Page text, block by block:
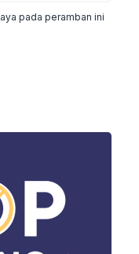
pada peramban ini